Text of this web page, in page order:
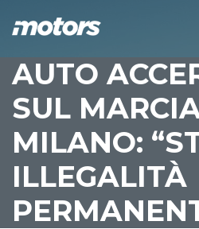
AUTO
SUL
MILANO:
ILLEGALITÀ